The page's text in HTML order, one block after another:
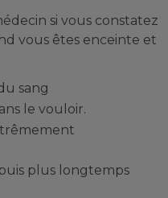
si vous constatez
vous êtes enceinte et
sang
le vouloir.
plus longtemps